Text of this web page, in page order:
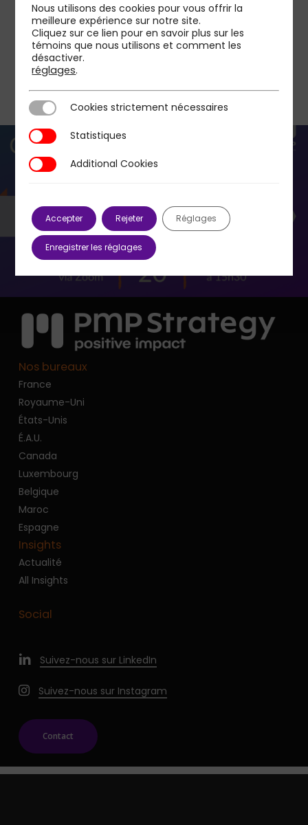
Scénario planning : comment éclairer les
choix et décisions court terme ?
Nos bureaux
France
Royaume-Uni
États-Unis
É.A.U.
Canada
Luxembourg
Belgique
Maroc
Espagne
Insights
Actualité
All Insights
Social
Suivez-nous sur LinkedIn
Suivez-nous sur Instagram
Contact
Nous utilisons des cookies pour vous offrir la
meilleure expérience sur notre site.
Cliquez sur ce lien pour en savoir plus sur les
témoins que nous utilisons et comment les
désactiver.
réglages.
Cookies strictement nécessaires
Cookies strictement nécessaires
StatistiquesStatistiques
Additional Cookies
Additional Cookies
Accepter Rejeter Réglages
Enregistrer les réglages